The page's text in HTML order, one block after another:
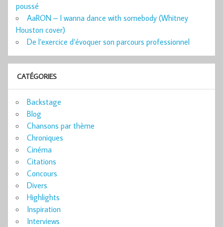
poussé
AaRON – I wanna dance with somebody (Whitney
Houston cover)
De l’exercice d’évoquer son parcours professionnel
CATÉGORIES
Backstage
Blog
Chansons par thème
Chroniques
Cinéma
Citations
Concours
Divers
Highlights
Inspiration
Interviews